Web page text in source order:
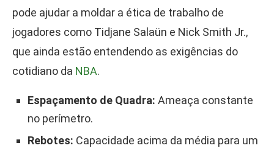
pode ajudar a moldar a ética de trabalho de
jogadores como Tidjane Salaün e Nick Smith Jr.,
que ainda estão entendendo as exigências do
cotidiano da NBA.
Espaçamento de Quadra: Ameaça constante
no perímetro.
Rebotes: Capacidade acima da média para um